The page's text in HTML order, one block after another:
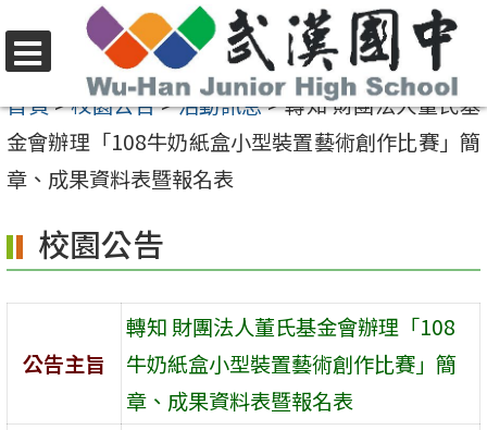
至
要
內
區
選
單
首頁>校園公告>活動訊息>轉知 財團法人董氏基
金會辦理「108牛奶紙盒小型裝置藝術創作比賽」簡
章、成果資料表暨報名表
校園公告
公告主旨
轉知 財團法人董氏基金會辦理「108
牛奶紙盒小型裝置藝術創作比賽」簡
章、成果資料表暨報名表